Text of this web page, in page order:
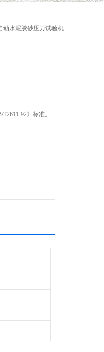
动水泥胶砂压力试验机
92》标准。